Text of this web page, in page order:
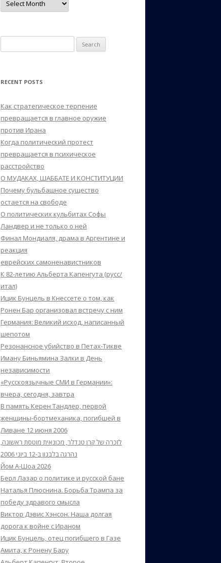
for:
RECENT POSTS
Как стратегическое терпение
превращается в главное оружие
против Ирана
Когда политический протест
превращается в психическое
расстройство
О МУДАКАХ, ШАББАТЕ И КОНСТИТУЦИИ
Почему бульбашное существо
остается на свободе
О политических кульбитах Софы
Ландвер и не только о ней
Финал Мондиаля, драма в Аргентине и
реакция
еврейских самоненавистников
К 82-летию Альберта Капенгута (русс/
итал)
Ицик Бунцель в Кнессете о том, как
Ронен Бар организовал встречу с ним
Германия: Великий исход, написанный
шепотом
Резонансное убийство в Петах-Тикве
Иману Биньямина Залки в День
независимости
«Русскоязычные СМИ в Германии»:
вчера, сегодня, завтра
В память Керен Тандлер, первой
женщины-бортмеханика, погибшей в
Ливане 12 июня 2006
לזכרה של קרן טנדלר, מכונאית מוטסת ראשונה,
נהרגה בלבנון ב-12 ביוני 2006
Йом А-Шоа 2026
Берл Лазар о политике и русской бане
Наталья Плюснина. Борьба Трампа за
победу здравого смысла
Виктор Дэвис Хэнсон. Наша долгая
дорога к войне с Ираном
Ицик Бунцель, отец погибшего в Газе
Амита, к Ронену Бару